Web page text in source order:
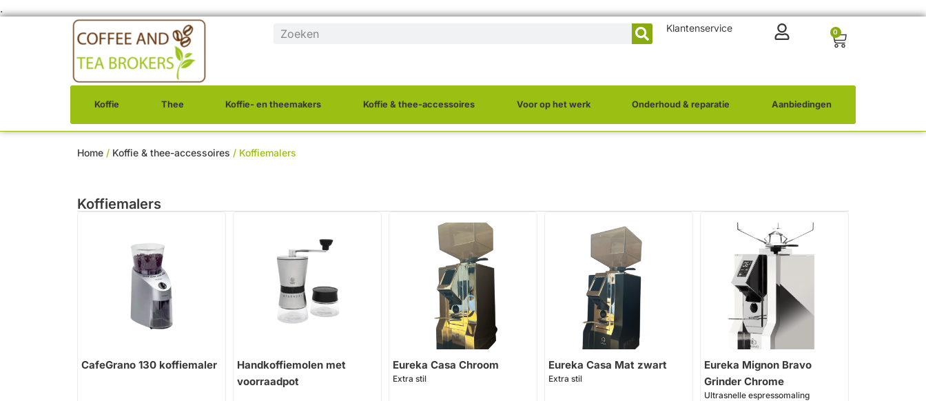
.
Klantenservice 0
Koffie Thee Koffie- en theemakers Koffie & thee-accessoires Voor op het werk Onderhoud & reparatie Aanbiedingen
Home / Koffie & thee-accessoires / Koffiemalers
Koffiemalers
CafeGrano 130 koffiemaler
Handkoffiemolen met
voorraadpot
Eureka Casa Chroom
Extra stil
Eureka Casa Mat zwart
Extra stil
Eureka Mignon Bravo
Grinder Chrome
Ultrasnelle espressomaling